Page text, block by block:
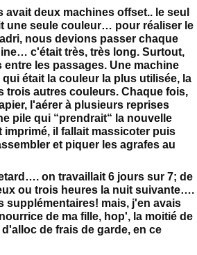
avait deux machines offset.. le seul
une seule couleur… pour réaliser le
nous devions passer chaque
c'était très, très long. Surtout,
entre les passages. Une machine
était la couleur la plus utilisée, la
trois autres couleurs. Chaque fois,
l'aérer à plusieurs reprises
pile qui “prendrait“ la nouvelle
imprimé, il fallait massicoter puis
et piquer les agrafes au
on travaillait 6 jours sur 7; de
ou trois heures la nuit suivante….
supplémentaires! mais, j'en avais
de ma fille, hop', la moitié de
de frais de garde, en ce